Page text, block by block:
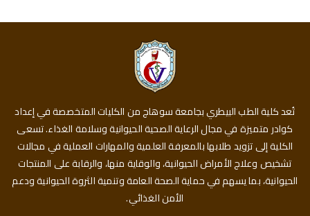
تُعد كلية الطب البيطري بجامعة سوهاج من الكليات المتخصصة في إعداد
كوادر متميزة في مجال الرعاية الصحية الحيوانية وسلامة الغذاء. تسعى
الكلية إلى تزويد طلابها بالمعرفة العلمية والمهارات العملية في مجالات
تشخيص وعلاج الأمراض الحيوانية، والوقاية منها، والرقابة على المنتجات
الحيوانية، بما يسهم في حماية الصحة العامة وتنمية الثروة الحيوانية ودعم
الأمن الغذائي.